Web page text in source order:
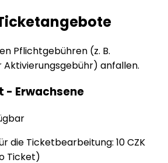
Pflichtgebühren (z. B.
anfallen.
- Erwachsene
die Ticketbearbeitung: 10 CZK
Ticket)